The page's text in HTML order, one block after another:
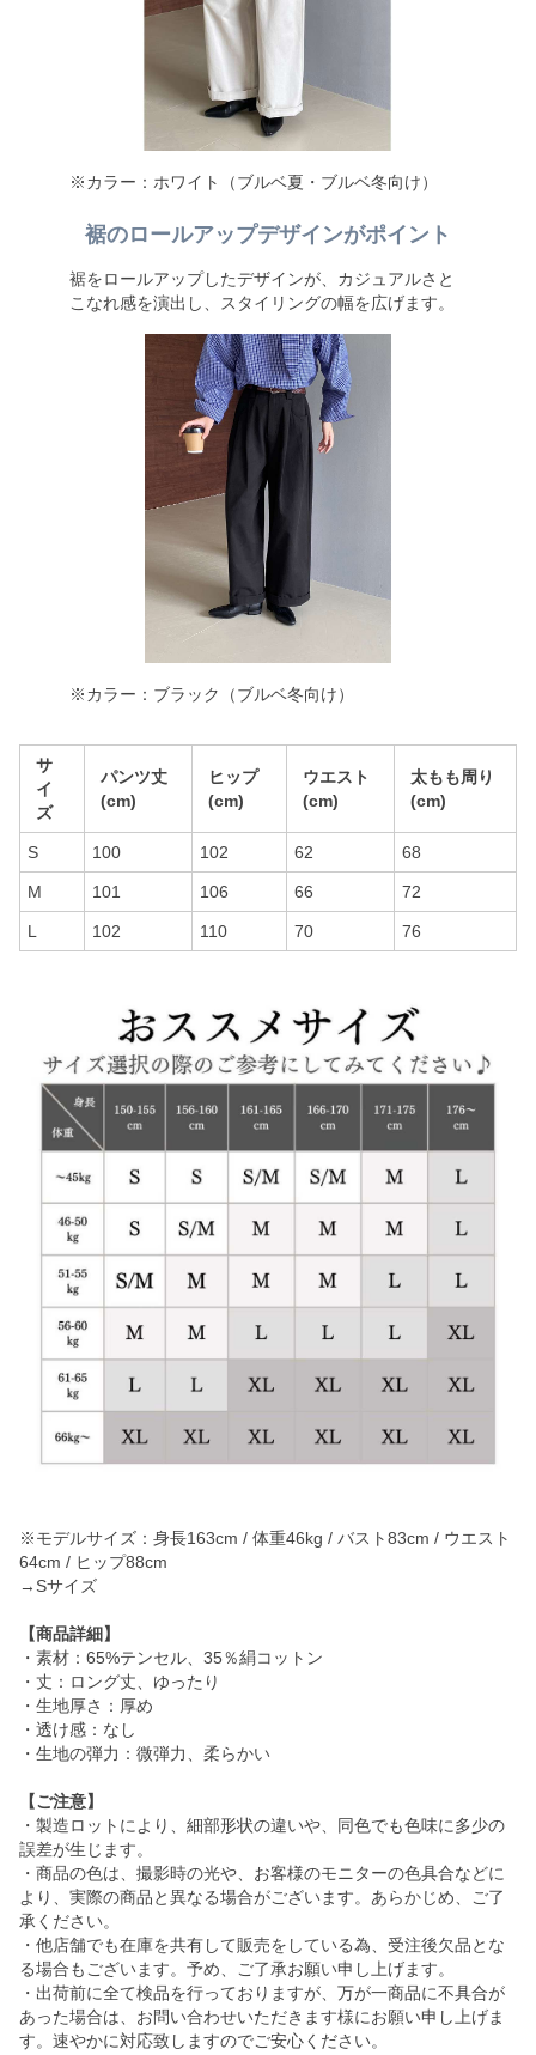
※カラー：ホワイト（ブルベ夏・ブルベ冬向け）
裾のロールアップデザインがポイント
裾をロールアップしたデザインが、カジュアルさと
こなれ感を演出し、スタイリングの幅を広げます。
※カラー：ブラック（ブルベ冬向け）
サ
イ
ズ
パンツ丈
(cm)
ヒップ
(cm)
ウエスト
(cm)
太もも周り
(cm)
S 100 102 62 68
M 101 106 66 72
L 102 110 70 76
※モデルサイズ：身長163cm / 体重46kg / バスト83cm / ウエスト
64cm / ヒップ88cm
→Sサイズ
【商品詳細】
・素材：65%テンセル、35％絹コットン
・丈：ロング丈、ゆったり
・生地厚さ：厚め
・透け感：なし
・生地の弾力：微弾力、柔らかい
【ご注意】
・製造ロットにより、細部形状の違いや、同色でも色味に多少の
誤差が生じます。
・商品の色は、撮影時の光や、お客様のモニターの色具合などに
より、実際の商品と異なる場合がございます。あらかじめ、ご了
承ください。
・他店舗でも在庫を共有して販売をしている為、受注後欠品とな
る場合もございます。予め、ご了承お願い申し上げます。
・出荷前に全て検品を行っておりますが、万が一商品に不具合が
あった場合は、お問い合わせいただきます様にお願い申し上げま
す。速やかに対応致しますのでご安心ください。